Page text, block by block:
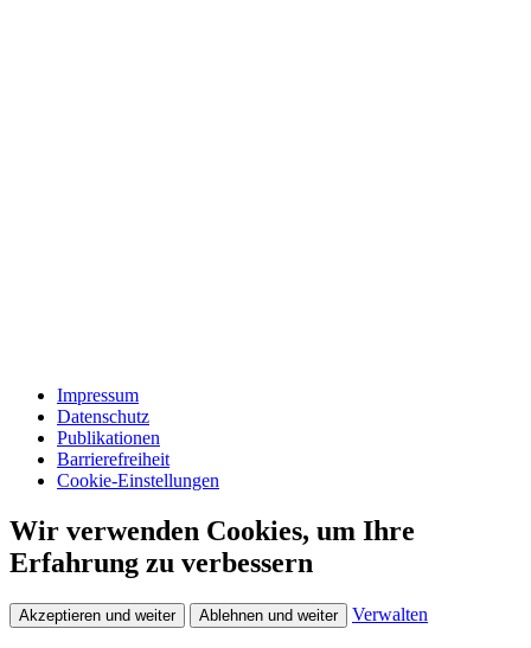
Impressum
Datenschutz
Publikationen
Barrierefreiheit
Cookie-Einstellungen
Wir verwenden Cookies, um Ihre
Erfahrung zu verbessern
Akzeptieren und weiter Ablehnen und weiter Verwalten